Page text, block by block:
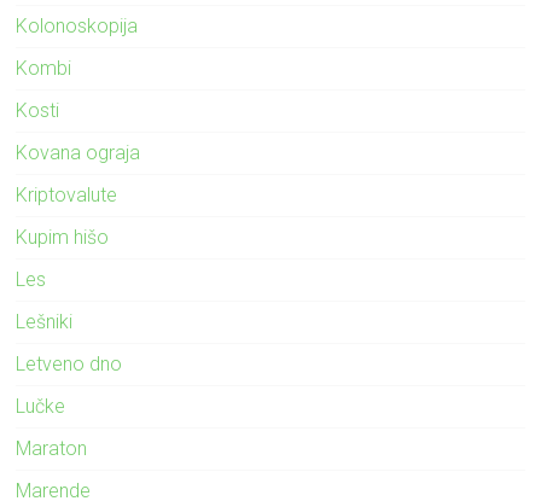
Kolonoskopija
Kombi
Kosti
Kovana ograja
Kriptovalute
Kupim hišo
Les
Lešniki
Letveno dno
Lučke
Maraton
Marende